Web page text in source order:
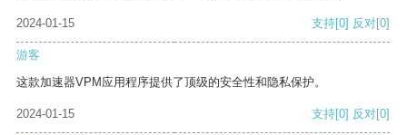
2024-01-15 支持[0] 反对[0]
游客
这款加速器VPM应用程序提供了顶级的安全性和隐私保护。
2024-01-15 支持[0] 反对[0]